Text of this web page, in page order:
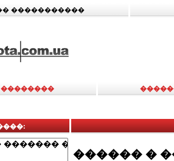
�����������
������ �